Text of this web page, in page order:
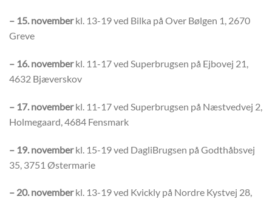
– 15. novemberkl. 13-19 ved Bilka på Over Bølgen 1, 2670
Greve
– 16. novemberkl. 11-17 ved Superbrugsen på Ejbovej 21,
4632 Bjæverskov
– 17. novemberkl. 11-17 ved Superbrugsen på Næstvedvej 2,
Holmegaard, 4684 Fensmark
– 19. novemberkl. 15-19 ved DagliBrugsen på Godthåbsvej
35, 3751 Østermarie
– 20. novemberkl. 13-19 ved Kvickly på Nordre Kystvej 28,